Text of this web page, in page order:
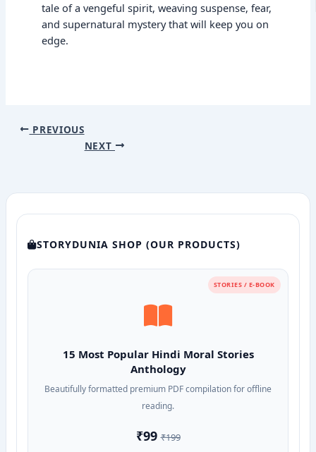
tale of a vengeful spirit, weaving suspense, fear,
and supernatural mystery that will keep you on
edge.
PREVIOUS
NEXT
STORYDUNIA SHOP (OUR PRODUCTS)
STORIES / E-BOOK
15 Most Popular Hindi Moral Stories
Anthology
Beautifully formatted premium PDF compilation for offline
reading.
₹99₹199